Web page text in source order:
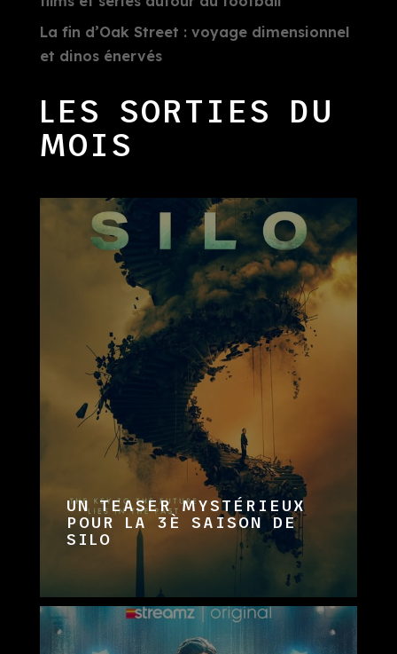
La fin d’Oak Street : voyage dimensionnel
et dinos énervés
LES SORTIES DU
MOIS
UN TEASER MYSTÉRIEUX
POUR LA 3È SAISON DE
SILO